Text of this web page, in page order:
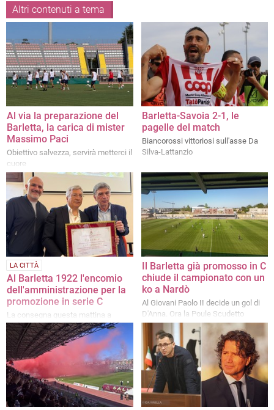
Altri contenuti a tema
Al via la preparazione del
Barletta, la carica di mister
Massimo Paci
Obiettivo salvezza, servirà metterci il
cuore
Barletta-Savoia 2-1, le
pagelle del match
Biancorossi vittoriosi sull'asse Da
Silva-Lattanzio
LA CITTÀ
Al Barletta 1922 l'encomio
dell'amministrazione per la
promozione in serie C
La consegna questa mattina a
Palazzo San Domenico
Il Barletta già promosso in C
chiude il campionato con un
ko a Nardò
Al Giovani Paolo II decide un gol di
D'Anna. Ora la Poule Scudetto